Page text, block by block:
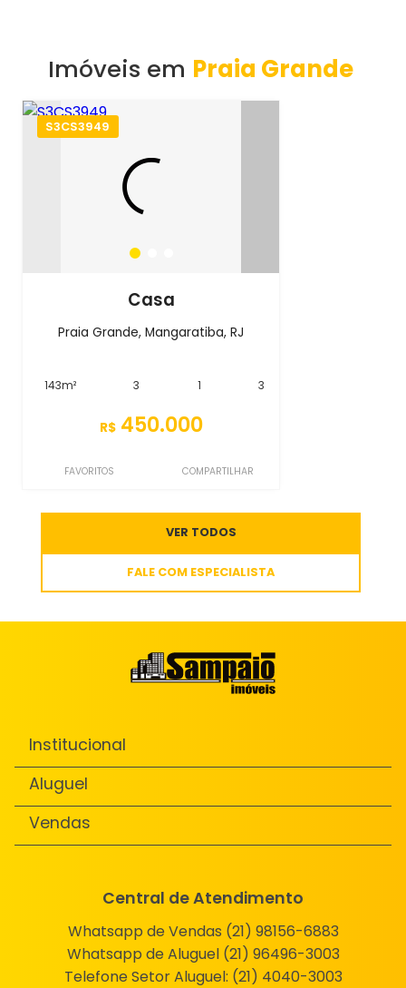
Imóveis em Praia Grande
S3CS3949
Casa
Praia Grande, Mangaratiba, RJ
143m² 3 1 3
R$ 450.000
FAVORITOS COMPARTILHAR
VER TODOS
FALE COM ESPECIALISTA
Institucional
Aluguel
Vendas
Central de Atendimento
Whatsapp de Vendas (21) 98156-6883
Whatsapp de Aluguel (21) 96496-3003
Telefone Setor Aluguel: (21) 4040-3003